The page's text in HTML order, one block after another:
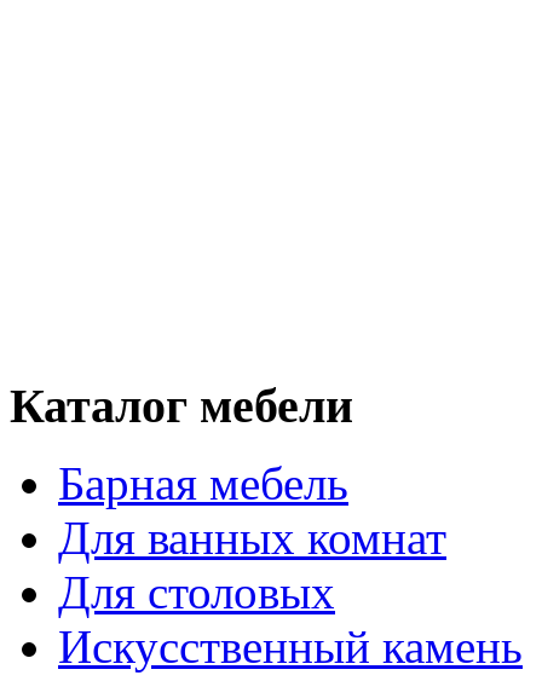
Каталог мебели
Барная мебель
Для ванных комнат
Для столовых
Искусственный камень